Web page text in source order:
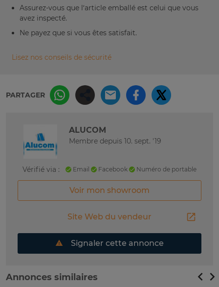
Assurez-vous que l’article emballé est celui que vous
avez inspecté.
Ne payez que si vous êtes satisfait.
Lisez nos conseils de sécurité
PARTAGER
ALUCOM
Membre depuis 10. sept. '19
Vérifié via : Email Facebook Numéro de portable
Voir mon showroom
Site Web du vendeur
Signaler cette annonce
Annonces similaires